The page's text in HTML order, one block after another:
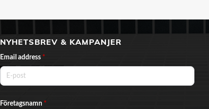
NYHETSBREV & KAMPANJER
Email address *
Företagsnamn *